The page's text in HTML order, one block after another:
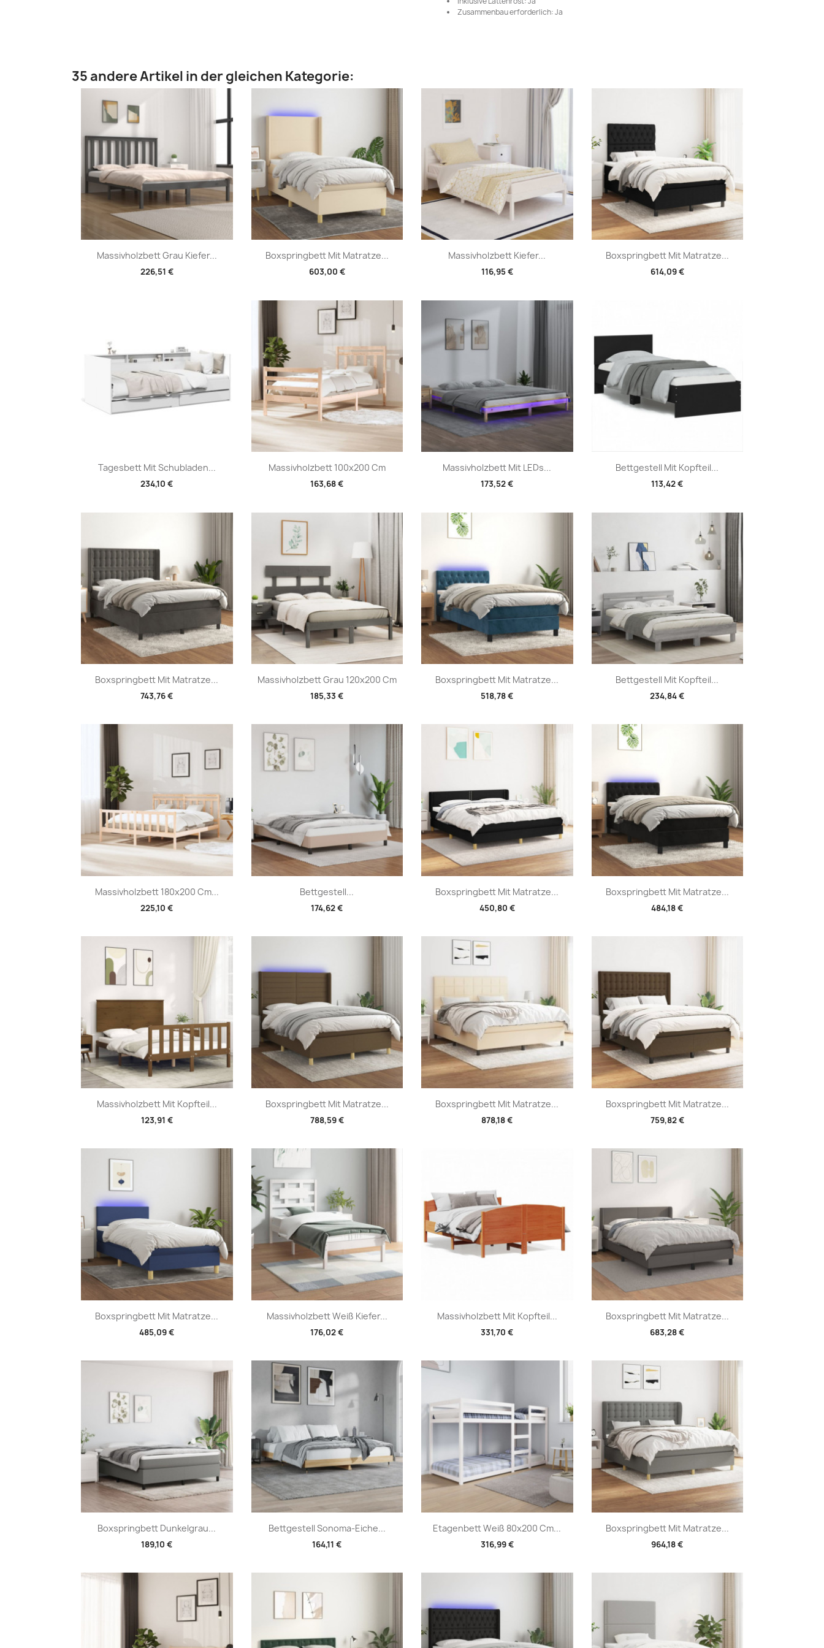
Zusammenbau erforderlich: Ja
35 andere Artikel in der gleichen Kategorie:
Massivholzbett Grau Kiefer...
226,51 €
Vorschau Boxspringbett Mit Matratze...
603,00 €
Vorschau Massivholzbett Kiefer...
116,95 €
Vorschau Boxspringbett Mit Matratze...
614,09 €
Vorschau
Tagesbett Mit Schubladen...
234,10 €
Vorschau Massivholzbett 100x200 Cm
163,68 €
Vorschau Massivholzbett Mit LEDs...
173,52 €
Vorschau Bettgestell Mit Kopfteil...
113,42 €
Vorschau
Boxspringbett Mit Matratze...
743,76 €
Vorschau Massivholzbett Grau 120x200 Cm
185,33 €
Vorschau Boxspringbett Mit Matratze...
518,78 €
Vorschau Bettgestell Mit Kopfteil...
234,84 €
Vorschau
Massivholzbett 180x200 Cm...
225,10 €
Vorschau Bettgestell...
174,62 €
Vorschau Boxspringbett Mit Matratze...
450,80 €
Vorschau Boxspringbett Mit Matratze...
484,18 €
Vorschau
Massivholzbett Mit Kopfteil...
123,91 €
Vorschau Boxspringbett Mit Matratze...
788,59 €
Vorschau Boxspringbett Mit Matratze...
878,18 €
Vorschau Boxspringbett Mit Matratze...
759,82 €
Vorschau
Boxspringbett Mit Matratze...
485,09 €
Vorschau Massivholzbett Weiß Kiefer...
176,02 €
Vorschau Massivholzbett Mit Kopfteil...
331,70 €
Vorschau Boxspringbett Mit Matratze...
683,28 €
Vorschau
Boxspringbett Dunkelgrau...
189,10 €
Vorschau Bettgestell Sonoma-Eiche...
164,11 €
Vorschau Etagenbett Weiß 80x200 Cm...
316,99 €
Vorschau Boxspringbett Mit Matratze...
964,18 €
Vorschau